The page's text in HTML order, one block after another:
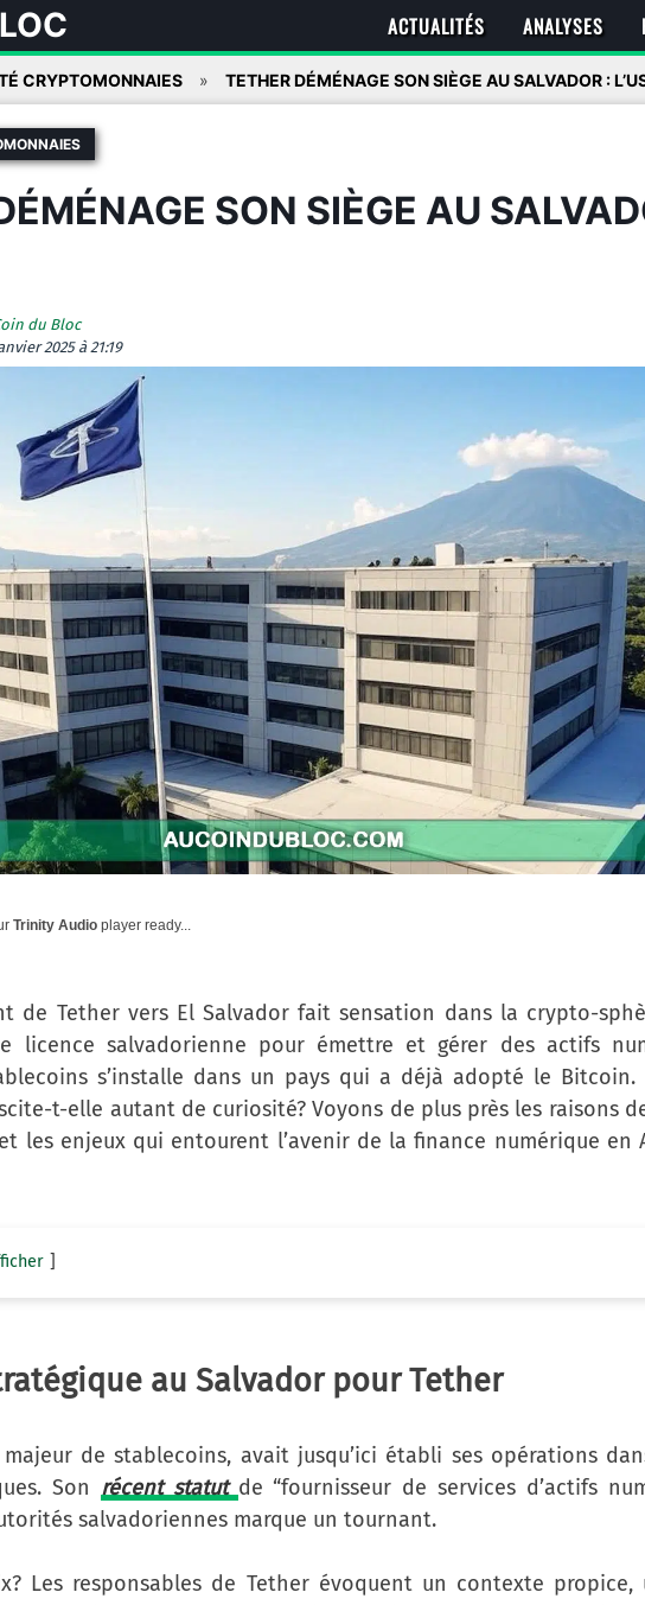
ACTUALITÉS ANALYSES
CRYPTOMONNAIES TETHER DÉMÉNAGE SON SIÈGE AU SALVADOR :
SON SIÈGE AU
du Bloc
2025 à 21:19
Trinity Audio player ready...
de Tether vers El Salvador fait sensation dans la crypto-
licence salvadorienne pour émettre et gérer des actifs
s’installe dans un pays qui a déjà adopté le Bitcoin.
t-elle autant de curiosité? Voyons de plus près les raisons
les enjeux qui entourent l’avenir de la finance numérique en
au Salvador pour Tether
de stablecoins, avait jusqu’ici établi ses opérations
Son récent statut de “fournisseur de services d’actifs
salvadoriennes marque un tournant.
Les responsables de Tether évoquent un contexte propice,